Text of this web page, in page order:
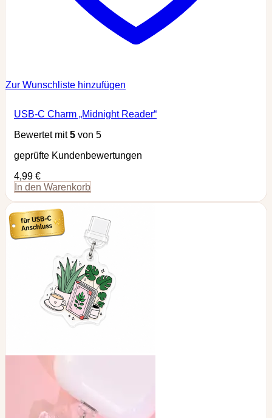
Zur Wunschliste hinzufügen
USB-C Charm „Midnight Reader“
Bewertet mit5 von 5
geprüfte Kundenbewertungen
4,99 €
In den Warenkorb